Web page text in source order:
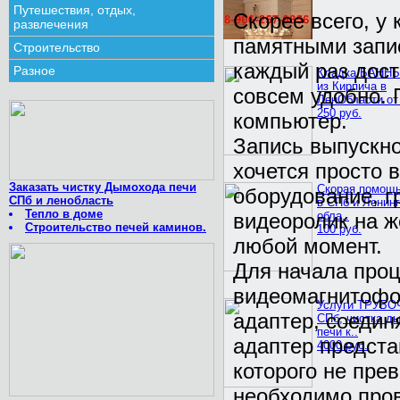
Кладка
из Кирпича в
ЛенОбласти
250 руб.
Скорая
в СПб и
обла..
100 руб.
Услуги
СПб, чистка
печи к..
4000 руб.
Скорее всего, у
памятными
каждый раз
совсем удобно.
компьютер.
Запись
хочется
оборудование,
видеоролик на
любой момент.
Для начала
адаптер,
адаптер
которого не
Путешествия, отдых,
развлечения
Строительство
Разное
Заказать чистку Дымохода печи
СПб и ленобласть
Тепло в доме
Строительство печей каминов.